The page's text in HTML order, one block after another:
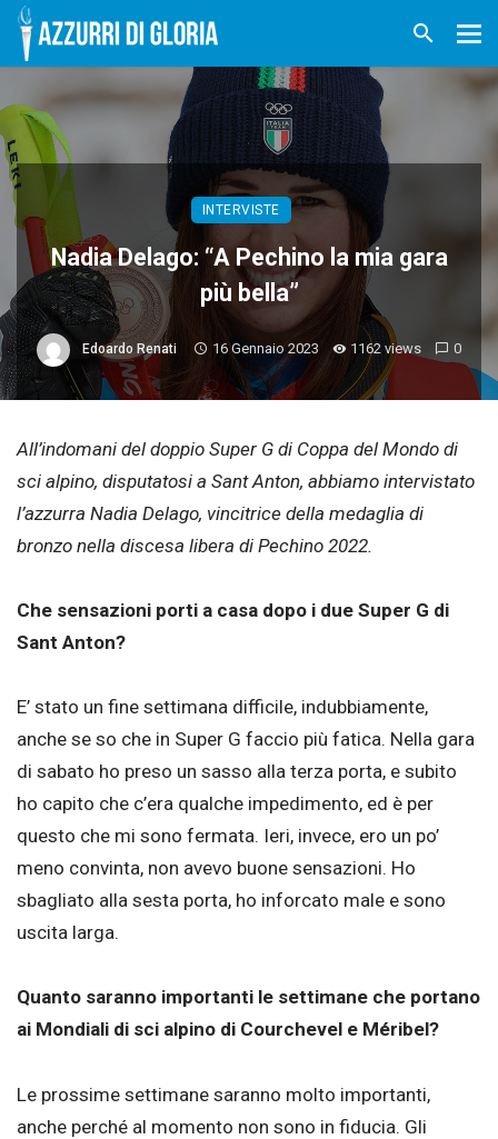
INTERVISTE
Nadia Delago: “A Pechino la mia gara
più bella”
Edoardo Renati 16 Gennaio 2023 1162 views 0
All’indomani del doppio Super G di Coppa del Mondo di
sci alpino, disputatosi a Sant Anton, abbiamo intervistato
l’azzurra Nadia Delago, vincitrice della medaglia di
bronzo nella discesa libera di Pechino 2022.
Che sensazioni porti a casa dopo i due Super G di
Sant Anton?
E’ stato un fine settimana difficile, indubbiamente,
anche se so che in Super G faccio più fatica. Nella gara
di sabato ho preso un sasso alla terza porta, e subito
ho capito che c’era qualche impedimento, ed è per
questo che mi sono fermata. Ieri, invece, ero un po’
meno convinta, non avevo buone sensazioni. Ho
sbagliato alla sesta porta, ho inforcato male e sono
uscita larga.
Quanto saranno importanti le settimane che portano
ai Mondiali di sci alpino di Courchevel e Méribel?
Le prossime settimane saranno molto importanti,
anche perché al momento non sono in fiducia. Gli